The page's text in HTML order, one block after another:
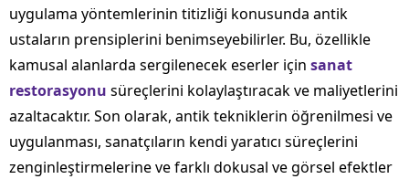
uygulama yöntemlerinin titizliği konusunda antik
ustaların prensiplerini benimseyebilirler. Bu, özellikle
kamusal alanlarda sergilenecek eserler için sanat
restorasyonu süreçlerini kolaylaştıracak ve maliyetlerini
azaltacaktır. Son olarak, antik tekniklerin öğrenilmesi ve
uygulanması, sanatçıların kendi yaratıcı süreçlerini
zenginleştirmelerine ve farklı dokusal ve görsel efektler